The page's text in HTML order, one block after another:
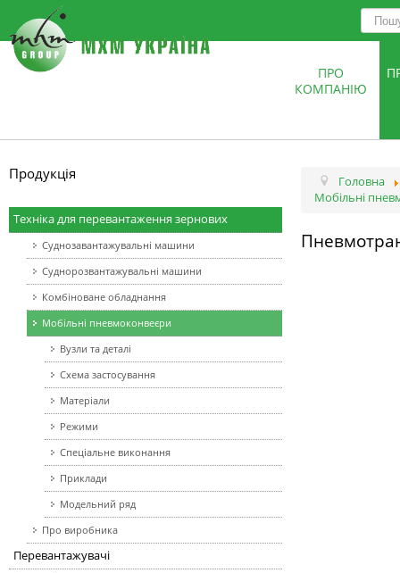
ПРО
КОМПАНІЮ
Продукція
Техніка для перевантаження зернових
Суднозавантажувальні машини
Суднорозвантажувальні машини
Комбіноване обладнання
Мобільні пневмоконвеєри
Вузли та деталі
Схема застосування
Матеріали
Режими
Спеціальне виконання
Приклади
Модельний ряд
Про виробника
Перевантажувачі
Головна
Мобільні